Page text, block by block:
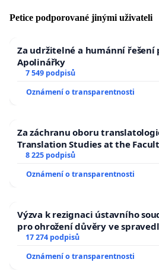
Petice podporované jinými uživateli
Za udržitelné a humánní řešení
Apolinářky
7 549 podpisů
Oznámení o transparentnosti
Za záchranu oboru
Translation Studies at the
University
8 225 podpisů
Oznámení o transparentnosti
Výzva k rezignaci ústavního
pro ohrožení důvěry ve
17 274 podpisů
Oznámení o transparentnosti